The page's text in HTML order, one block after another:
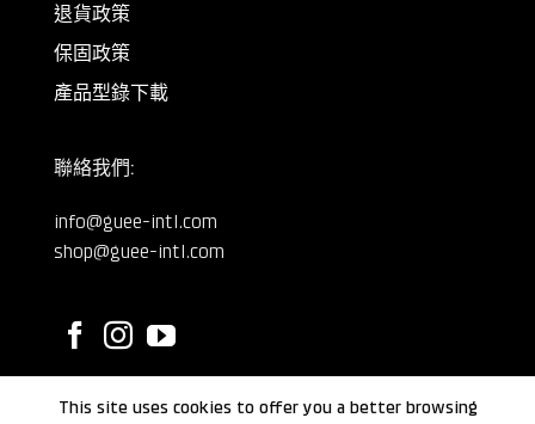
退貨政策
保固政策
產品型錄下載
聯絡我們:
info@guee-intl.com
shop@guee-intl.com
©GUEE International2024.
This site uses cookies to offer you a better browsing